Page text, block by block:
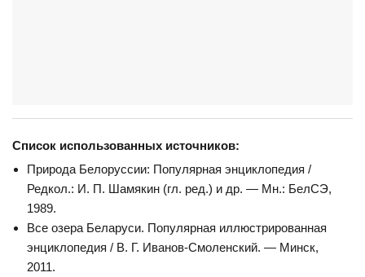
Список использованных источников:
Природа Белоруссии: Популярная энциклопедия /
Редкол.: И. П. Шамякин (гл. ред.) и др. — Мн.: БелСЭ,
1989.
Все озера Беларуси. Популярная иллюстрированная
энциклопедия / В. Г. Иванов-Смоленский. — Минск,
2011.